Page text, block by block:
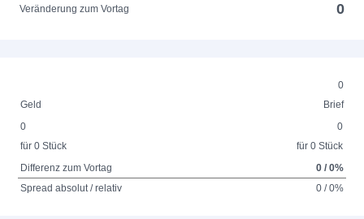
Veränderung zum Vortag 0
0
Geld
Brief
0
für 0 Stück
0
für 0 Stück
Differenz zum Vortag
0 / 0%
Spread absolut / relativ
0 / 0%